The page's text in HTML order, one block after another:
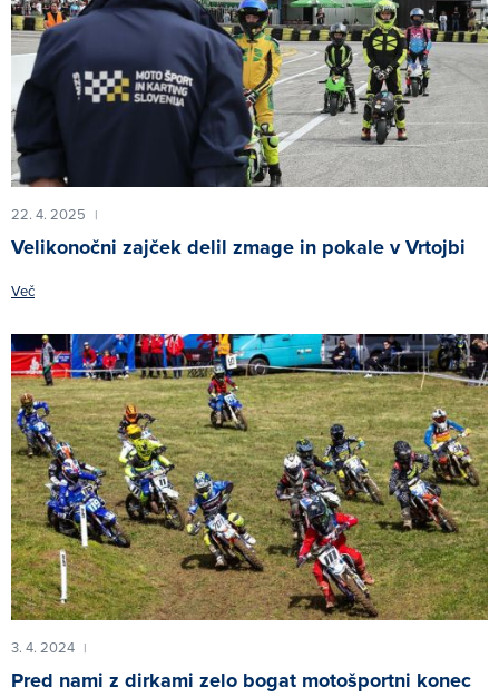
22. 4. 2025 |
Velikonočni zajček delil zmage in pokale v Vrtojbi
Več
3. 4. 2024 |
Pred nami z dirkami zelo bogat motošportni konec